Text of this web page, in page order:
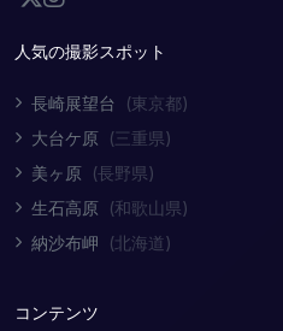
人気の撮影スポット
長崎展望台
(東京都)
大台ケ原 (三重県)
美ヶ原 (長野県)
生石高原 (和歌山県)
納沙布岬
(北海道)
コンテンツ